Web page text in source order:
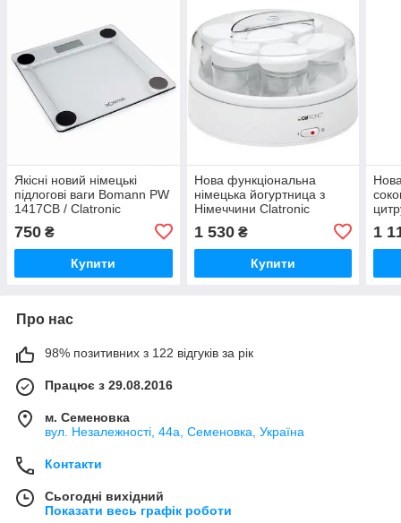
Якісні новий німецькі
підлогові ваги Bomann PW
1417CB / Clatronic
750 ₴
Купити
Нова функціональна
німецька йогуртница з
Німеччини Clatronic
1 530₴
Купити
з
1
Про нас
98% позитивних з 122 відгуків за рік
Працює з 29.08.2016
м. Семеновка
вул. Незалежності, 44а, Семеновка, Україна
Контакти
Сьогодні вихідний
Показати весь графік роботи